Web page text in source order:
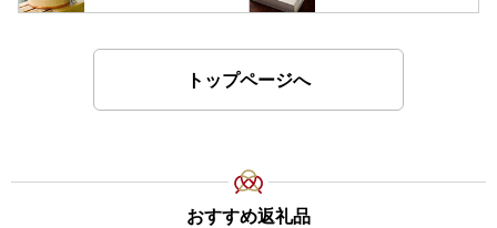
トップページへ
おすすめ返礼品